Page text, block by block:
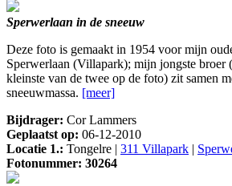
Sperwerlaan in de sneeuw
Deze foto is gemaakt in 1954 voor mijn
Sperwerlaan (Villapark); mijn jongste broer
kleinste van de twee op de foto) zit samen
sneeuwmassa. [meer]
Bijdrager: Cor Lammers
Geplaatst op: 06-12-2010
Locatie 1.: Tongelre | 311 Villapark |
Fotonummer: 30264